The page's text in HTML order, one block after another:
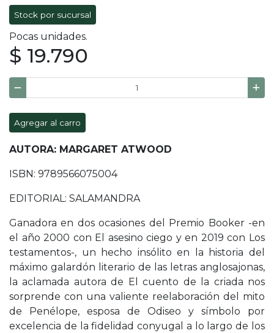
Stock por sucursal
Pocas unidades.
$ 19.790
Agregar al carro
AUTORA: MARGARET ATWOOD
ISBN: 9789566075004
EDITORIAL: SALAMANDRA
Ganadora en dos ocasiones del Premio Booker -en
el año 2000 con El asesino ciego y en 2019 con Los
testamentos-, un hecho insólito en la historia del
máximo galardón literario de las letras anglosajonas,
la aclamada autora de El cuento de la criada nos
sorprende con una valiente reelaboración del mito
de Penélope, esposa de Odiseo y símbolo por
excelencia de la fidelidad conyugal a lo largo de los